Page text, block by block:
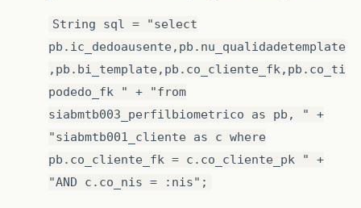
String sql = "select
pb.ic_dedoausente,pb.nu_qualidadetemplate
,pb.bi_template,pb.co_cliente_fk,pb.co_ti
podedo_fk " + "from
siabmtb003_perfilbiometrico as pb, " +
"siabmtb001_cliente as c where
pb.co_cliente_fk = c.co_cliente_pk " +
"AND c.co_nis = :nis";